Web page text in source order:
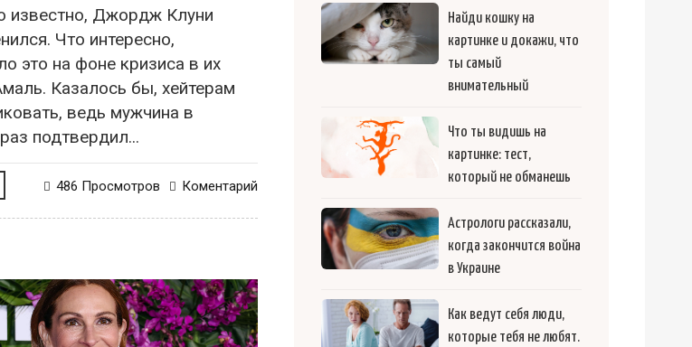
известно, Джордж Клуни
Что интересно,
это на фоне кризиса в их
Казалось бы, хейтерам
ведь мужчина в
подтвердил...
Коментарий
486 Просмотров
Найди кошку на
картинке и докажи, что
ты самый
внимательный
Что ты видишь на
картинке: тест,
который не обманешь
Астрологи рассказали,
когда закончится война
в Украине
Как ведут себя люди,
которые тебя не любят.